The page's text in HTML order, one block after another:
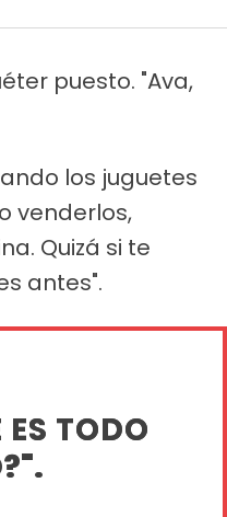
puesto. "Ava,
los juguetes
venderlos,
Quizá si te
antes".
TODO